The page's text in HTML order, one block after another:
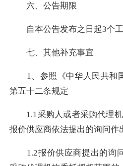
六、公告期限
自本公告发布之日起3个工
七、其他补充事宜
1、参照《中华人民共和国
第五十二条规定
1.1采购人或者采购代理机
报价供应商依法提出的询问作
1.2报价供应商提出的询